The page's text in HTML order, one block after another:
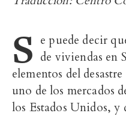
S e puede decir
de viviendas en
elementos del
uno de los mercados
los Estados Unidos, y